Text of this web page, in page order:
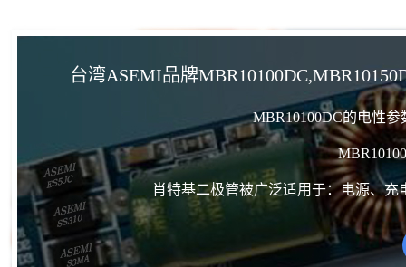
台湾ASEMI品牌
MBR10100DC的电性
肖特基二极管被广泛适用于：电源、